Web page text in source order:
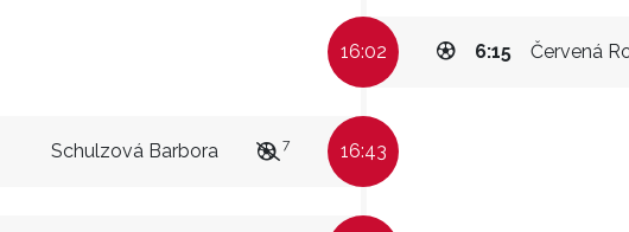
16:02 Červená
6:15
Schulzová Barbora 7 16:43